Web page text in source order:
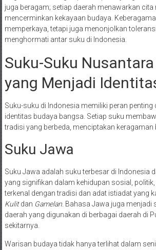
juga beragam; setiap daerah menawarkan cita
mencerminkan kekayaan budaya.
memperkaya, tetapi juga menonjolkan
menghormati antar suku di Indonesia.
Suku-Suku
yang Menjadi
Suku-suku di Indonesia memiliki peran
identitas budaya bangsa. Setiap suku
tradisi yang berbeda, menciptakan keragaman
Suku Jawa
Suku Jawa adalah suku terbesar di Indonesia
yang signifikan dalam kehidupan sosial,
terkenal dengan tradisi dan adat istiadat yang
Kulitdan Gamelan. Bahasa Jawa juga menjadi
daerah yang digunakan di berbagai daerah di
sekitarnya.
Warisan budaya tidak hanya terlihat dalam